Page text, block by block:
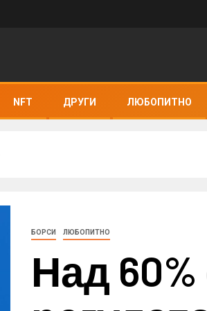
NFT ДРУГИ ЛЮБОПИТНО
БОРСИ ЛЮБОПИТНО
Над 60%